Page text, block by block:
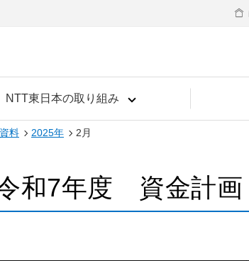
NTT東日本の取り組み
料 2025年 2月
和7年度 資金計画